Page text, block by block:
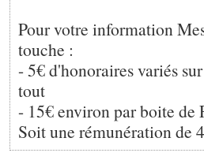
Pour votre information
touche :
- 5€ d'honoraires variés
tout
- 15€ environ par boite de
Soit une rémunération de